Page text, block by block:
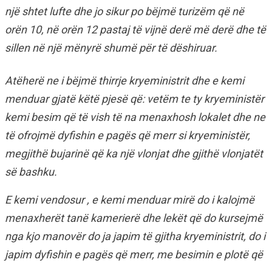
një shtet lufte dhe jo sikur po bëjmë turizëm që në
orën 10, në orën 12 pastaj të vijnë derë më derë dhe të
sillen në një mënyrë shumë për të dëshiruar.
Atëherë ne i bëjmë thirrje kryeministrit dhe e kemi
menduar gjatë këtë pjesë që: vetëm te ty kryeministër
kemi besim që të vish të na menaxhosh lokalet dhe ne
të ofrojmë dyfishin e pagës që merr si kryeministër,
megjithë bujarinë që ka një vlonjat dhe gjithë vlonjatët
së bashku.
E kemi vendosur , e kemi menduar mirë do i kalojmë
menaxherët tanë kamerierë dhe lekët që do kursejmë
nga kjo manovër do ja japim të gjitha kryeministrit, do i
japim dyfishin e pagës që merr, me besimin e plotë që